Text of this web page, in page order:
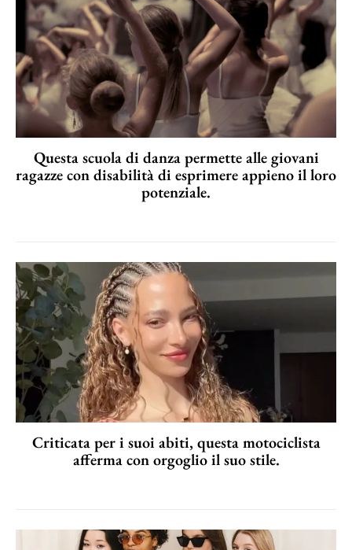
Questa scuola di danza permette alle giovani
ragazze con disabilità di esprimere appieno il loro
potenziale.
Criticata per i suoi abiti, questa motociclista
afferma con orgoglio il suo stile.